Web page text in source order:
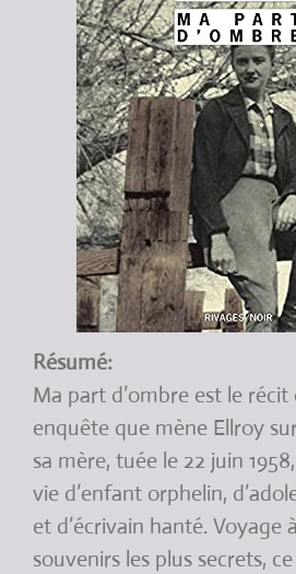
Résumé:
Ma part d’ombre est le récit
enquête que mène Ellroy
sa mère, tuée le 22 juin
vie d’enfant orphelin,
et d’écrivain hanté. Voyage
souvenirs les plus secrets,